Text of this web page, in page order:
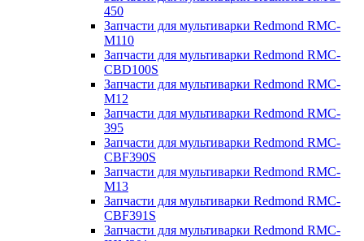
450
Запчасти для мультиварки Redmond RMC-
M110
Запчасти для мультиварки Redmond RMC-
CBD100S
Запчасти для мультиварки Redmond RMC-
M12
Запчасти для мультиварки Redmond RMC-
395
Запчасти для мультиварки Redmond RMC-
CBF390S
Запчасти для мультиварки Redmond RMC-
M13
Запчасти для мультиварки Redmond RMC-
CBF391S
Запчасти для мультиварки Redmond RMC-